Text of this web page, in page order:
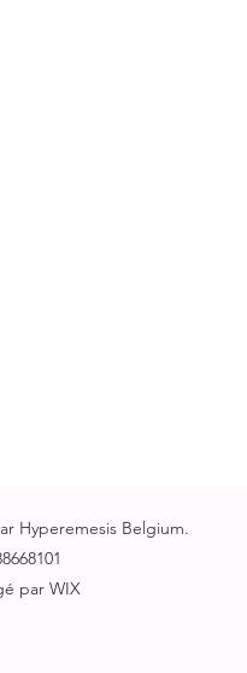
Hyperemesis Belgium.
par WIX